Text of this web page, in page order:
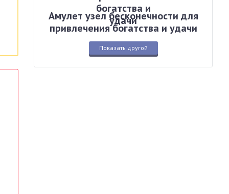
Амулет узел бесконечности для
привлечения богатства и удачи
Показать другой